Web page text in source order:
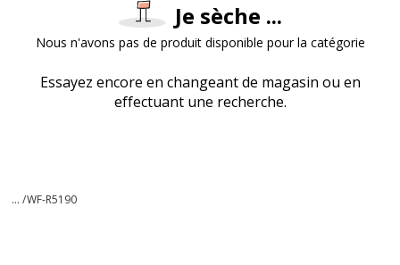
Je sèche ...
Nous n'avons pas de produit disponible pour la catégorie
Essayez encore en changeant de magasin ou en
effectuant une recherche.
... /WF-R5190